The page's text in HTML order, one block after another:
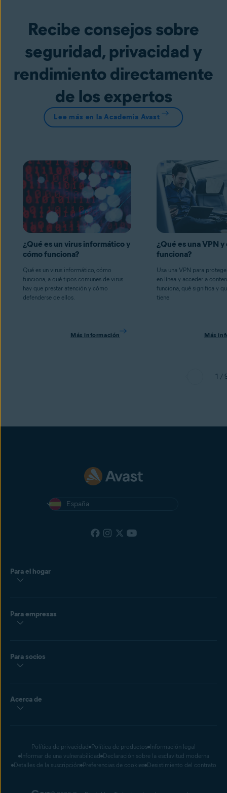
Recibe consejos sobre
seguridad, privacidad y
rendimiento directamente
de los expertos
Lee más en la Academia Avast
¿Qué es un virus informático y
cómo funciona?
Qué es un virus informático, cómo
funciona, a qué tipos comunes de virus
hay que prestar atención y cómo
defenderse de ellos.
Más información
¿Qué es una VPN y
funciona?
Usa una VPN para
en línea y acceder a
funciona, qué significa y
tiene.
Más
1 /
España
Para el hogar
Para empresas
Para socios
Acerca de
Política de privacidad Política de productos Información legal
Informar de una vulnerabilidad Declaración sobre la esclavitud moderna
Detalles de la suscripción Preferencias de cookies Desistimiento del contrato